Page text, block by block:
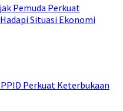
Pemuda Perkuat
Situasi Ekonomi
Perkuat Keterbukaan